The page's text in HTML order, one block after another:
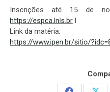
Inscrições até 15 de
https://espca.lnls.br l
Link da matéria:
https://www.ipen.br/sitio/